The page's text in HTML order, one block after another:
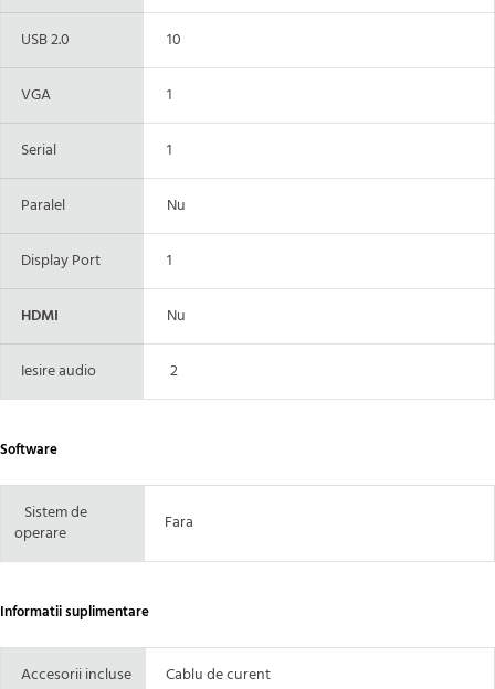
USB 2.0 10
VGA 1
Serial 1
Paralel Nu
Display Port 1
HDMI Nu
Iesire audio 2
Software
Sistem de
operare
Fara
Informatii suplimentare
Accesorii incluse Cablu de curent